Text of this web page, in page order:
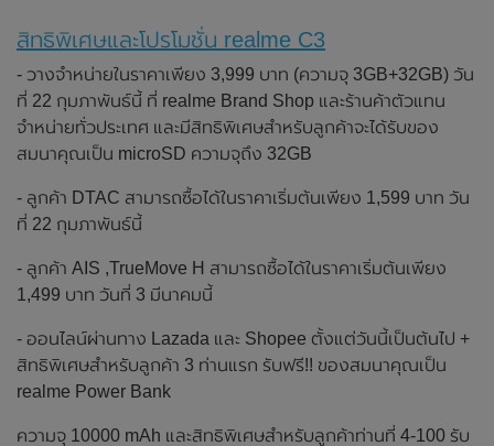
สิทธิพิเศษและโปรโมชั่น realme C3
- วางจำหน่ายในราคาเพียง 3,999 บาท (ความจุ 3GB+32GB) วัน
ที่ 22 กุมภาพันธ์นี้ ที่ realme Brand Shop และร้านค้าตัวแทน
จำหน่ายทั่วประเทศ และมีสิทธิพิเศษสำหรับลูกค้าจะได้รับของ
สมนาคุณเป็น microSD ความจุถึง 32GB
- ลูกค้า DTAC สามารถซื้อได้ในราคาเริ่มต้นเพียง 1,599 บาท วัน
ที่ 22 กุมภาพันธ์นี้
- ลูกค้า AIS ,TrueMove H สามารถซื้อได้ในราคาเริ่มต้นเพียง
1,499 บาท วันที่ 3 มีนาคมนี้
- ออนไลน์ผ่านทาง Lazada และ Shopee ตั้งแต่วันนี้เป็นต้นไป +
สิทธิพิเศษสำหรับลูกค้า 3 ท่านแรก รับฟรี!! ของสมนาคุณเป็น
realme Power Bank
ความจุ 10000 mAh และสิทธิพิเศษสำหรับลูกค้าท่านที่ 4-100 รับ